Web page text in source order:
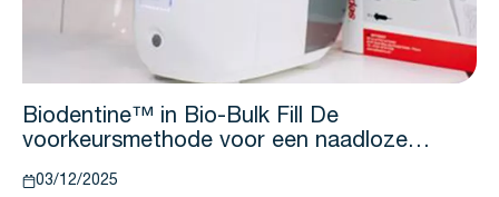
Biodentine™ in Bio-Bulk Fill De
voorkeursmethode voor een naadloze
03/12/2025